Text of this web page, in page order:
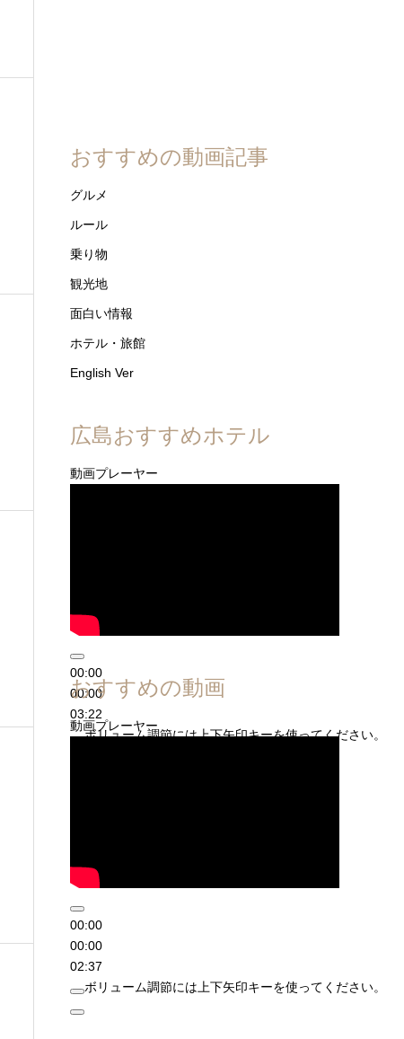
おすすめの動画記事
グルメ
ルール
乗り物
観光地
面白い情報
ホテル・旅館
English Ver
広島おすすめホテル
動画プレーヤー
00:00
00:00
03:22
ボリューム調節には上下矢印キーを使ってください。
おすすめの動画
動画プレーヤー
00:00
00:00
02:37
ボリューム調節には上下矢印キーを使ってください。